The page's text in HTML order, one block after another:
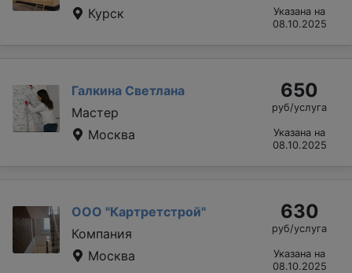
Курск
Указана на
08.10.2025
Галкина Светлана
Мастер
Москва
650
руб/услуга
Указана на
08.10.2025
ООО "Картретстрой"
Компания
Москва
630
руб/услуга
Указана на
08.10.2025